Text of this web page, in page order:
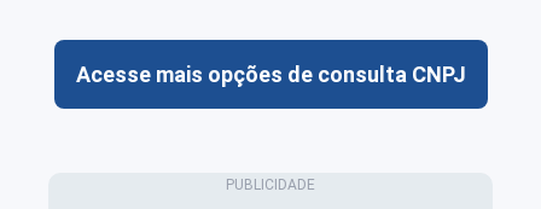
Acesse mais opções de consulta CNPJ